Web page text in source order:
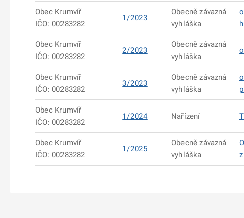
Obec Krumvíř
IČO: 00283282
1/2023
Obecně závazná
vyhláška
Obec Krumvíř
IČO: 00283282
2/2023
Obecně závazná
vyhláška
Obec Krumvíř
IČO: 00283282
3/2023
Obecně závazná
vyhláška
Obec Krumvíř
IČO: 00283282
1/2024 Nařízení
Obec Krumvíř
IČO: 00283282
1/2025
Obecně závazná
vyhláška